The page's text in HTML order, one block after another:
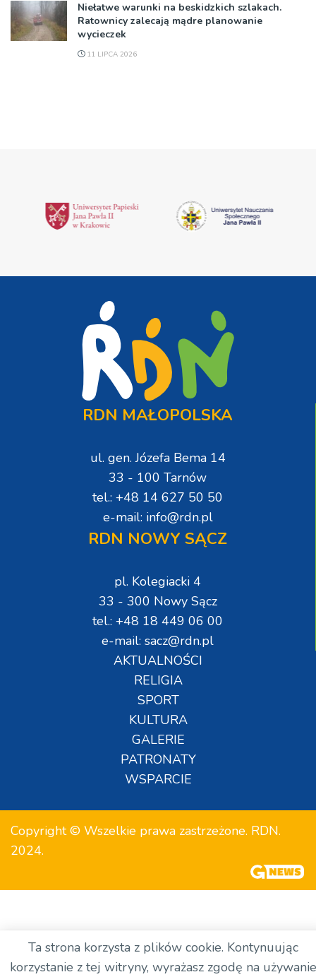
Niełatwe warunki na beskidzkich szlakach.
Ratownicy zalecają mądre planowanie
wycieczek
11 LIPCA 2026
RDN MAŁOPOLSKA
ul. gen. Józefa Bema 14
33 - 100 Tarnów
tel.: +48 14 627 50 50
e-mail: info@rdn.pl
RDN NOWY SĄCZ
pl. Kolegiacki 4
33 - 300 Nowy Sącz
tel.: +48 18 449 06 00
e-mail: sacz@rdn.pl
AKTUALNOŚCI
RELIGIA
SPORT
KULTURA
GALERIE
PATRONATY
WSPARCIE
Copyright © Wszelkie prawa zastrzeżone. RDN.
2024.
Ta strona korzysta z plików cookie. Kontynuując
korzystanie z tej witryny, wyrażasz zgodę na używanie